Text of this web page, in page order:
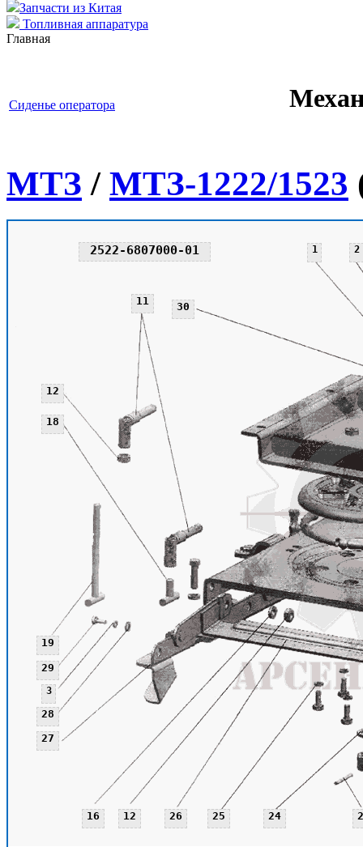
Запчасти из Китая
Топливная аппаратура
Главная
Сиденье оператора
МТЗ / МТЗ-1222/1523
2522-6807000-01 1 2
3
11
12
12
16
18
19
24
25
26
27
28
29
30